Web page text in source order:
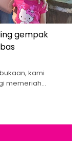
gempak
kami
memeriah…